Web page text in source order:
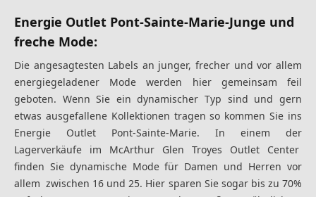
Energie Outlet Pont-Sainte-Marie-Junge und
freche Mode:
Die angesagtesten Labels an junger, frecher und vor allem
energiegeladener Mode werden hier gemeinsam feil
geboten. Wenn Sie ein dynamischer Typ sind und gern
etwas ausgefallene Kollektionen tragen so kommen Sie ins
Energie Outlet Pont-Sainte-Marie. In einem der
Lagerverkäufe im McArthur Glen Troyes Outlet Center
finden Sie dynamische Mode für Damen und Herren vor
allem zwischen 16 und 25. Hier sparen Sie sogar bis zu 70%